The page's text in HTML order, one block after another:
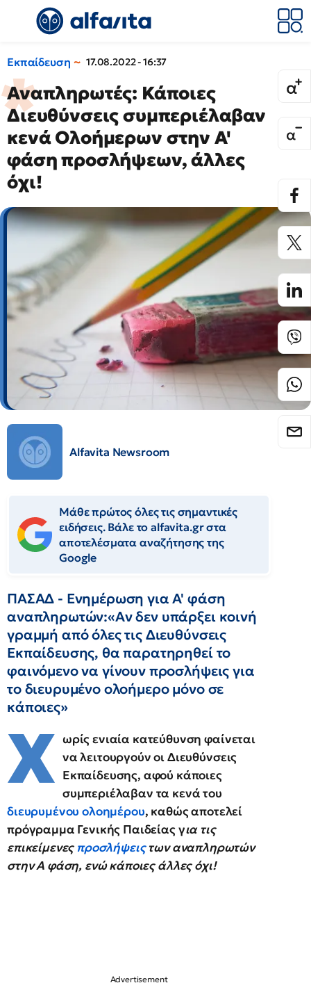
Εκπαίδευση 17.08.2022 - 16:37
Αναπληρωτές: Κάποιες
Διευθύνσεις συμπεριέλαβαν
κενά Ολοήμερων στην Α'
φάση προσλήψεων, άλλες
όχι!
Alfavita Newsroom
Μάθε πρώτος όλες τις σημαντικές
ειδήσεις. Βάλε το alfavita.gr στα
αποτελέσματα αναζήτησης της
Google
ΠΑΣΑΔ - Ενημέρωση για Α' φάση
αναπληρωτών:«Αν δεν υπάρξει κοινή
γραμμή από όλες τις Διευθύνσεις
Εκπαίδευσης, θα παρατηρηθεί το
φαινόμενο να γίνουν προσλήψεις για
το διευρυμένο ολοήμερο μόνο σε
κάποιες»
Χ ωρίς ενιαία κατεύθυνση φαίνεται
να λειτουργούν οι Διευθύνσεις
Εκπαίδευσης, αφού κάποιες
συμπεριέλαβαν τα κενά του
διευρυμένου ολοημέρου, καθώς αποτελεί
πρόγραμμα Γενικής Παιδείας για τις
επικείμενες προσλήψειςτων αναπληρωτών
στην Α φάση, ενώ κάποιες άλλες όχι!